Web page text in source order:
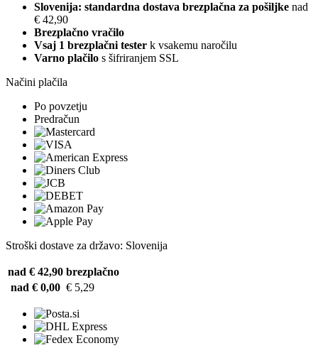
Slovenija: standardna dostava brezplačna za pošiljke nad
€ 42,90
Brezplačno vračilo
Vsaj 1 brezplačni tester k vsakemu naročilu
Varno plačilo s šifriranjem SSL
Načini plačila
Po povzetju
Predračun
Stroški dostave za državo: Slovenija
nad € 42,90 brezplačno
nad € 0,00 € 5,29